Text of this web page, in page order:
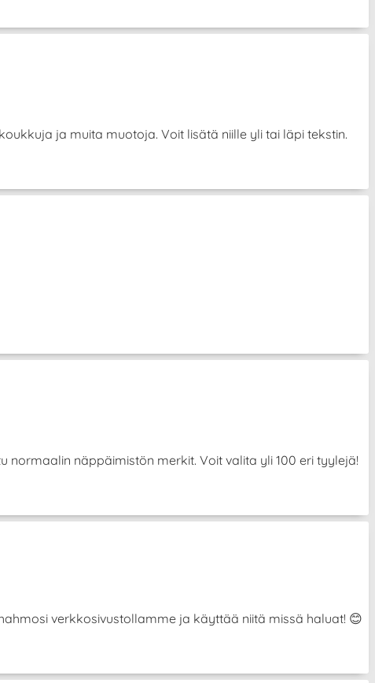
ja muita muotoja. Voit lisätä niille yli tai läpi tekstin.
normaalin näppäimistön merkit. Voit valita yli 100 eri tyylejä!
verkkosivustollamme ja käyttää niitä missä haluat! 😊